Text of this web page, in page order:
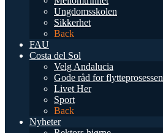
Ungdomsskolen
Sikkerhet
Back
FAU
Costa del Sol
Velg Andalucia
Gode råd for flytteprosessen
Livet Her
Sport
Back
Nyheter